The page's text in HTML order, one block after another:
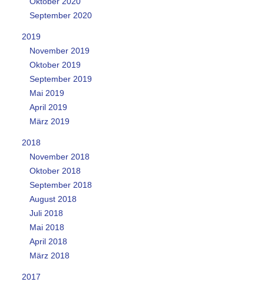
September 2020
2019
November 2019
Oktober 2019
September 2019
Mai 2019
April 2019
März 2019
2018
November 2018
Oktober 2018
September 2018
August 2018
Juli 2018
Mai 2018
April 2018
März 2018
2017